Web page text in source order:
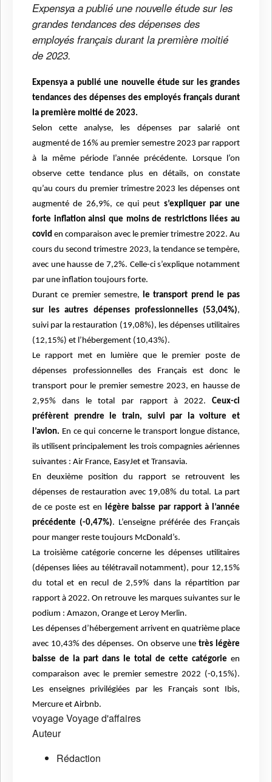
Expensya a publié une nouvelle étude sur les
grandes tendances des dépenses des
employés français durant la première moitié
de 2023.
Expensya a publié une nouvelle étude sur les grandes
tendances des dépenses des employés français durant
la première moitié de 2023.
Selon cette analyse, les dépenses par salarié ont
augmenté de 16% au premier semestre 2023 par rapport
à la même période l’année précédente. Lorsque l’on
observe cette tendance plus en détails, on constate
qu’au cours du premier trimestre 2023 les dépenses ont
augmenté de 26,9%, ce qui peut s’expliquer par une
forte inflation ainsi que moins de restrictions liées au
covid en comparaison avec le premier trimestre 2022. Au
cours du second trimestre 2023, la tendance se tempère,
avec une hausse de 7,2%. Celle-ci s’explique notamment
par une inflation toujours forte.
Durant ce premier semestre, le transport prend le pas
sur les autres dépenses professionnelles (53,04%),
suivi par la restauration (19,08%), les dépenses utilitaires
(12,15%) et l’hébergement (10,43%).
Le rapport met en lumière que le premier poste de
dépenses professionnelles des Français est donc le
transport pour le premier semestre 2023, en hausse de
2,95% dans le total par rapport à 2022. Ceux-ci
préfèrent prendre le train, suivi par la voiture et
l’avion. En ce qui concerne le transport longue distance,
ils utilisent principalement les trois compagnies aériennes
suivantes : Air France, EasyJet et Transavia.
En deuxième position du rapport se retrouvent les
dépenses de restauration avec 19,08% du total. La part
de ce poste est en légère baisse par rapport à l’année
précédente (-0,47%). L’enseigne préférée des Français
pour manger reste toujours McDonald’s.
La troisième catégorie concerne les dépenses utilitaires
(dépenses liées au télétravail notamment), pour 12,15%
du total et en recul de 2,59% dans la répartition par
rapport à 2022. On retrouve les marques suivantes sur le
podium : Amazon, Orange et Leroy Merlin.
Les dépenses d’hébergement arrivent en quatrième place
avec 10,43% des dépenses. On observe unetrès légère
baisse de la part dans le total de cette catégorie en
comparaison avec le premier semestre 2022 (-0,15%).
Les enseignes privilégiées par les Français sont Ibis,
Mercure et Airbnb.
voyageVoyage d'affaires
Auteur
Rédaction